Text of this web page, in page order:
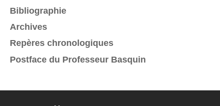
Bibliographie
Archives
Repères chronologiques
Postface du Professeur Basquin